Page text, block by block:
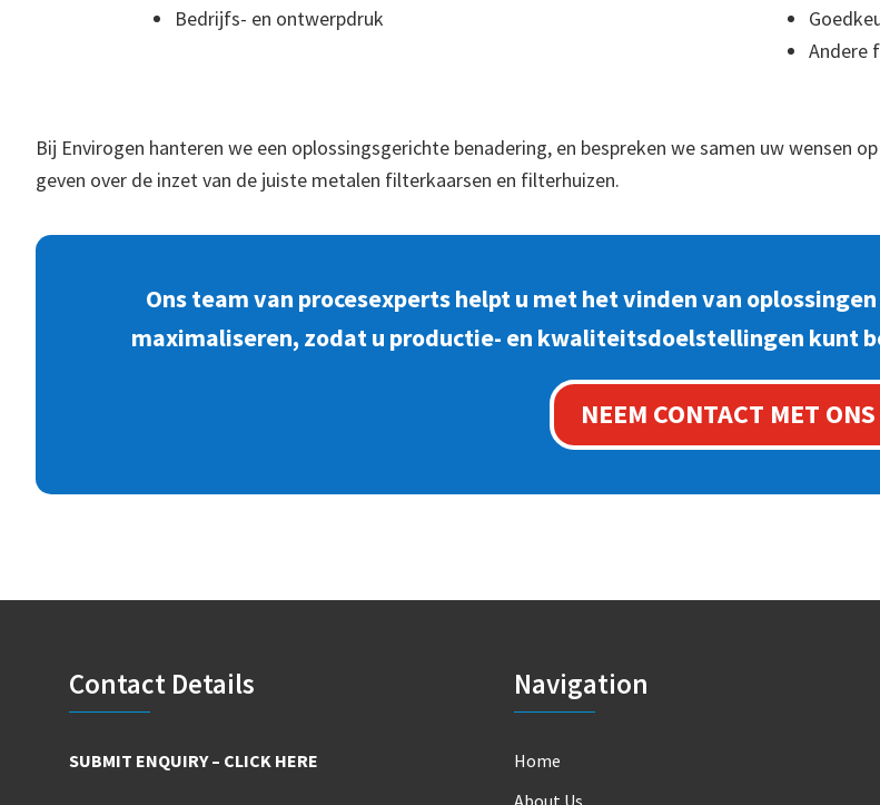
Bedrijfs- en ontwerpdruk
Andere
Bij Envirogen hanteren we een oplossingsgerichte benadering, en bespreken we samen uw wensen
geven over de inzet van de juiste metalen filterkaarsen en filterhuizen.
Ons team van procesexperts helpt u met het vinden van
maximaliseren, zodat u productie- en kwaliteitsdoelstellingen kunt
NEEM CONTACT MET
FooterContact Details
SUBMIT ENQUIRY – CLICK HERE
Navigation
Home